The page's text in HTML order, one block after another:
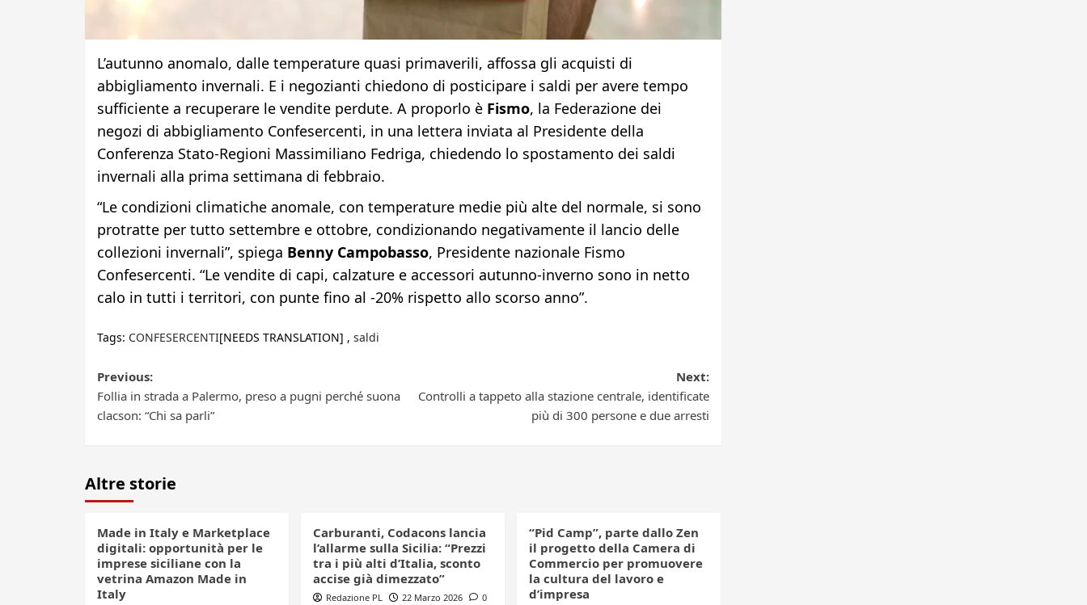
L’autunno anomalo, dalle temperature quasi primaverili, affossa gli acquisti di
abbigliamento invernali. E i negozianti chiedono di posticipare i saldi per avere tempo
sufficiente a recuperare le vendite perdute. A proporlo è Fismo, la Federazione dei
negozi di abbigliamento Confesercenti, in una lettera inviata al Presidente della
Conferenza Stato-Regioni Massimiliano Fedriga, chiedendo lo spostamento dei saldi
invernali alla prima settimana di febbraio.
“Le condizioni climatiche anomale, con temperature medie più alte del normale, si sono
protratte per tutto settembre e ottobre, condizionando negativamente il lancio delle
collezioni invernali”, spiega Benny Campobasso, Presidente nazionale Fismo
Confesercenti. “Le vendite di capi, calzature e accessori autunno-inverno sono in netto
calo in tutti i territori, con punte fino al -20% rispetto allo scorso anno”.
Tags: CONFESERCENTI[NEEDS TRANSLATION] , saldi
Post
navigation
Previous:
Follia in strada a Palermo, preso a pugni perché suona
clacson: “Chi sa parli”
Next:
Controlli a tappeto alla stazione centrale, identificate
più di 300 persone e due arresti
Altre storie
Made in Italy e Marketplace
digitali: opportunità per le
imprese siciliane con la
vetrina Amazon Made in
Italy
Carburanti, Codacons lancia
l’allarme sulla Sicilia: “Prezzi
tra i più alti d’Italia, sconto
accise già dimezzato”
Redazione PL 22 Marzo 2026 0
“Pid Camp”, parte dallo Zen
il progetto della Camera di
Commercio per promuovere
la cultura del lavoro e
d’impresa